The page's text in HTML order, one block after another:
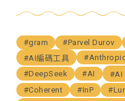
#gram #Parvel Durov
#AI編碼工具
#DeepSeek
#AI #AI
#Coherent
#InP